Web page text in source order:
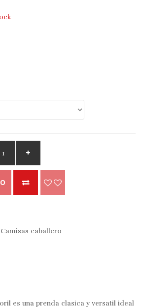
Camisas caballero
es una prenda clasica y versatil ideal